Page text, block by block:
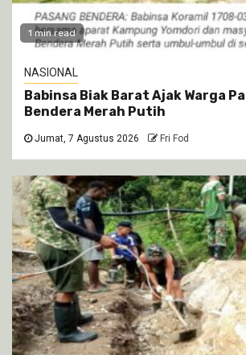
1 min read
NASIONAL
Babinsa Biak Barat Ajak Warga
Bendera Merah Putih
Jumat, 7 Agustus 2026 Fri Fod